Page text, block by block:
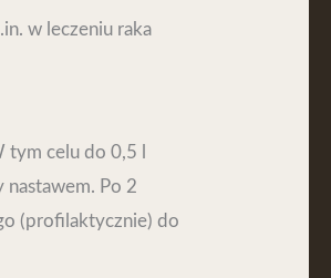
w leczeniu raka
tym celu do 0,5 l
Po 2
(profilaktycznie) do